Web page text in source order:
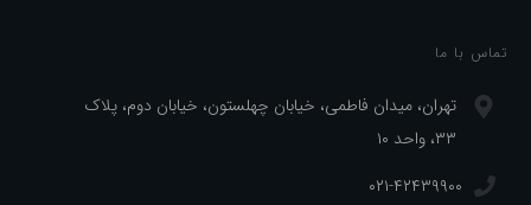
تماس با ما
تهران، میدان فاطمی، خیابان چهلستون، خیابان دوم، پلاک
۳۳، واحد ۱۰
۰۲۱-۴۲۴۳۹۹۰۰